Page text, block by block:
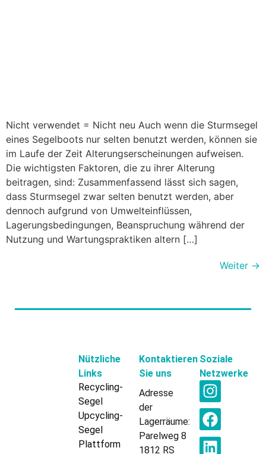
Nicht verwendet = Nicht neu Auch wenn die Sturmsegel
eines Segelboots nur selten benutzt werden, können sie
im Laufe der Zeit Alterungserscheinungen aufweisen.
Die wichtigsten Faktoren, die zu ihrer Alterung
beitragen, sind: Zusammenfassend lässt sich sagen,
dass Sturmsegel zwar selten benutzt werden, aber
dennoch aufgrund von Umwelteinflüssen,
Lagerungsbedingungen, Beanspruchung während der
Nutzung und Wartungspraktiken altern […]
Weiter →
Nützliche
Links
Recycling-
Segel
Upcycling-
Segel
Plattform
Kontaktieren
Sie uns
Adresse
der
Lagerräume:
Parelweg 8
1812 RS
Soziale
Netzwerke